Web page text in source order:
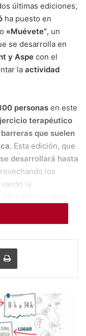
últimas ediciones,
ha puesto en
«Muévete”, un
se desarrolla en
y Aspe con el
la actividad
personas en este
terapéutico
que suelen
Esta edición, que
desarrollará hasta
los
la
delservicio
de cada
breve charla
El taller continúa con
dinámicos y otros
resistencia y
Mail Imprimir